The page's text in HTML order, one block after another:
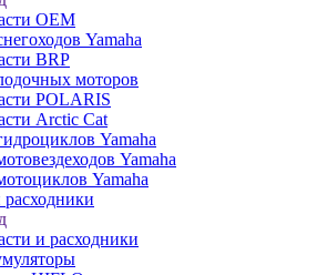
OEM
Yamaha
BRP
моторов
POLARIS
Arctic Cat
Yamaha
Yamaha
Yamaha
расходники
и расходники